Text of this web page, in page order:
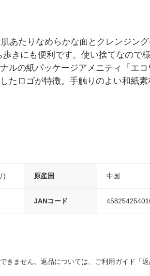
あたりなめらかな面とクレンジン
きにも便利です。使い捨てなので
ルの紙パッケージアメニティ「エ
たロゴが特徴。手触りのよい和紙
) 原産国 中国
JANコード
きません。返品については、ご利用ガイド「